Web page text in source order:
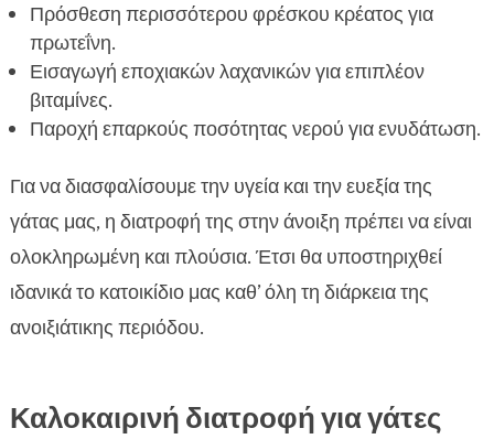
Πρόσθεση περισσότερου φρέσκου κρέατος για
πρωτεΐνη.
Εισαγωγή εποχιακών λαχανικών για επιπλέον
βιταμίνες.
Παροχή επαρκούς ποσότητας νερού για ενυδάτωση.
Για να διασφαλίσουμε την υγεία και την ευεξία της
γάτας μας, η διατροφή της στην άνοιξη πρέπει να είναι
ολοκληρωμένη και πλούσια. Έτσι θα υποστηριχθεί
ιδανικά το κατοικίδιο μας καθ’ όλη τη διάρκεια της
ανοιξιάτικης περιόδου.
Καλοκαιρινή διατροφή για γάτες